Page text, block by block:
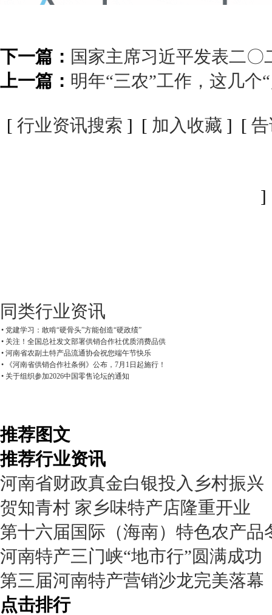
下一篇： 国家主席习近平发表二〇
上一篇： 明年“三农”工作，这几个
[ 行业资讯搜索 ] [ 加入收藏 ] [
同类行业资讯
• 党建学习：敢啃“硬骨头”方能创造“硬政绩”
• 关注！全国总社发文部署供销合作社优质消费品供
• 河南省农副土特产品流通协会祝您端午节快乐
• 《河南省供销合作社条例》公布，7月1日起施行！
• 关于组织参加2026中国零售论坛的通知
推荐图文
推荐行业资讯
河南省财政真金白银投入乡村振兴
贺知青村 家乡味特产店隆重开业
第十六届国际（海南）特色农产
河南特产三门峡“地市行”圆满成功
第三届河南特产营销沙龙完美落幕
点击排行